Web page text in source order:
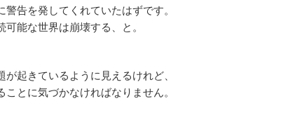
告を発してくれていたはずです。
能な世界は崩壊する、と。
起きているように見えるけれど、
とに気づかなければなりません。